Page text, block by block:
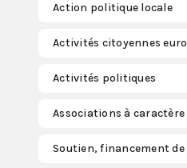
Action politique locale
Activités citoyennes
Activités politiques
Associations à
Soutien, financement